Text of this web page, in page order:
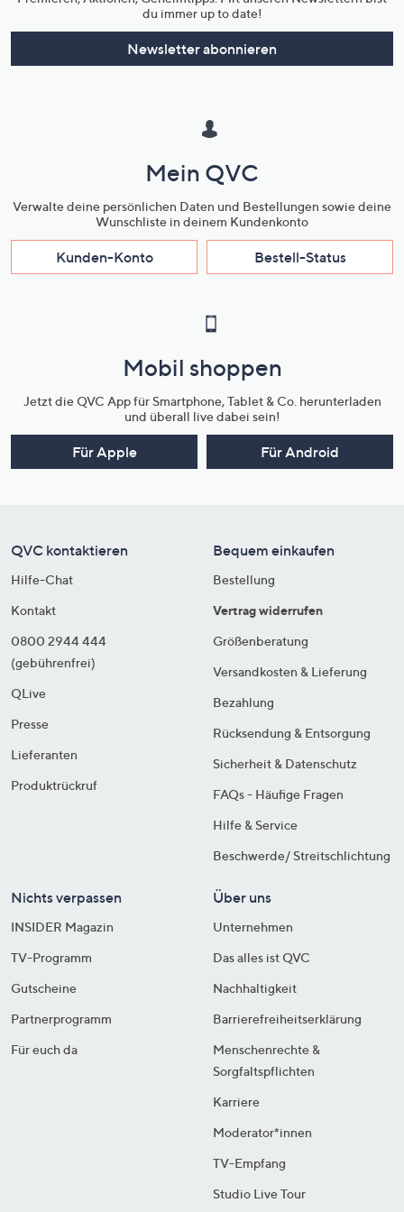
du immer up to date!
Newsletter abonnieren
Mein QVC
Verwalte deine persönlichen Daten und Bestellungen sowie deine
Wunschliste in deinem Kundenkonto
Kunden-Konto Bestell-Status
Mobil shoppen
Jetzt die QVC App für Smartphone, Tablet & Co. herunterladen
und überall live dabei sein!
Für Apple Für Android
QVC kontaktieren
Hilfe-Chat
Kontakt
0800 2944 444
(gebührenfrei)
QLive
Presse
Lieferanten
Produktrückruf
Bequem einkaufen
Bestellung
Vertrag widerrufen
Größenberatung
Versandkosten & Lieferung
Bezahlung
Rücksendung & Entsorgung
Sicherheit & Datenschutz
FAQs - Häufige Fragen
Hilfe & Service
Beschwerde/ Streitschlichtung
Nichts verpassen
INSIDER Magazin
TV-Programm
Gutscheine
Partnerprogramm
Für euch da
Über uns
Unternehmen
Das alles ist QVC
Nachhaltigkeit
Barrierefreiheitserklärung
Menschenrechte &
Sorgfaltspflichten
Karriere
Moderator*innen
TV-Empfang
Studio Live Tour